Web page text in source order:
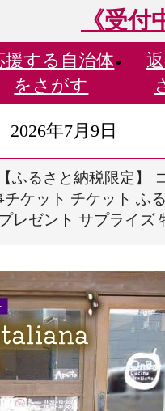
《受
援する 自治体
をさがす
2026年7月9日
【ふるさと納税限定】
ケット チケット ふ
レゼント サプライ